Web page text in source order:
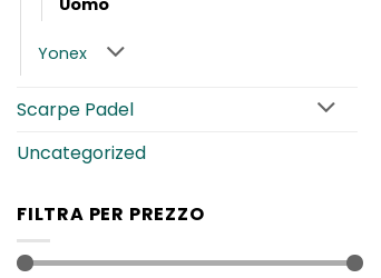
Uomo
Yonex
Scarpe Padel
Uncategorized
FILTRA PER PREZZO